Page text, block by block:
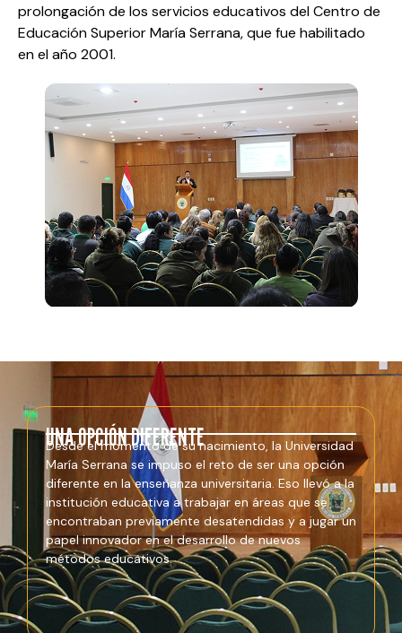
prolongación de los servicios educativos del Centro de
Educación Superior María Serrana, que fue habilitado
en el año 2001.
UNA OPCIÓN DIFERENTE
Desde el momento de su nacimiento, la Universidad
María Serrana se impuso el reto de ser una opción
diferente en la enseñanza universitaria. Eso llevó a la
institución educativa a trabajar en áreas que se
encontraban previamente desatendidas y a jugar un
papel innovador en el desarrollo de nuevos
métodos educativos.